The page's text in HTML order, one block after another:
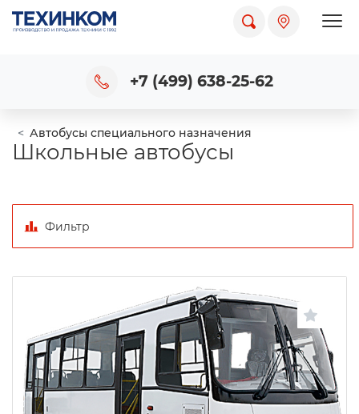
+7 (499) 638-25-62
Автобусы специального назначения
Школьные автобусы
Фильтр